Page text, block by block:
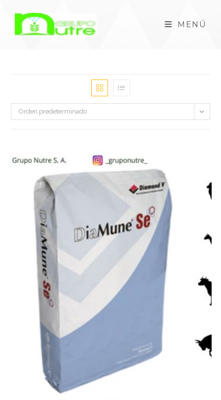
MENÚ
Orden predeterminado